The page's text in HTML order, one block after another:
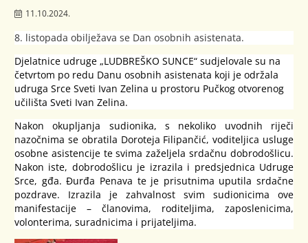
11.10.2024.
8. listopada obilježava se Dan osobnih asistenata.
Djelatnice udruge „LUDBREŠKO SUNCE“ sudjelovale su na
četvrtom po redu Danu osobnih asistenata koji je održala
udruga Srce Sveti Ivan Zelina u prostoru Pučkog otvorenog
učilišta Sveti Ivan Zelina.
Nakon okupljanja sudionika, s nekoliko uvodnih riječi
nazočnima se obratila Doroteja Filipančić, voditeljica usluge
osobne asistencije te svima zaželjela srdačnu dobrodošlicu.
Nakon iste, dobrodošlicu je izrazila i predsjednica Udruge
Srce, gđa. Đurđa Penava te je prisutnima uputila srdačne
pozdrave. Izrazila je zahvalnost svim sudionicima ove
manifestacije – članovima, roditeljima, zaposlenicima,
volonterima, suradnicima i prijateljima.